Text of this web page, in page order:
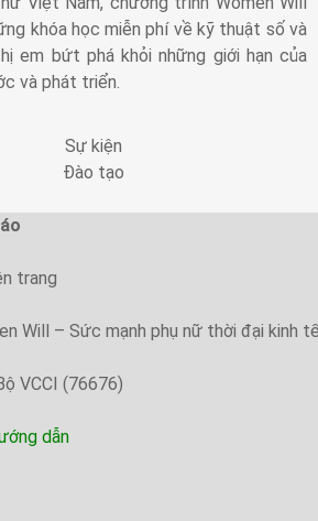
khóa học miễn phí về kỹ thuật số và
em bứt phá khỏi những giới hạn của
và phát triển.
Sự kiện
Đào tạo
trang
Will – Sức mạnh phụ nữ thời đại kinh
VCCI (76676)
dẫn